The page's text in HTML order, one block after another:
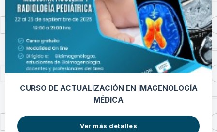
CURSO DE ACTUALIZACIÓN EN IMAGENOLOGÍA
MÉDICA
Ver más detalles